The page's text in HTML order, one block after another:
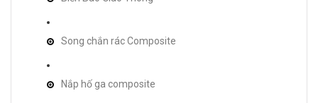
Song chắn rác Composite
Nắp hố ga composite